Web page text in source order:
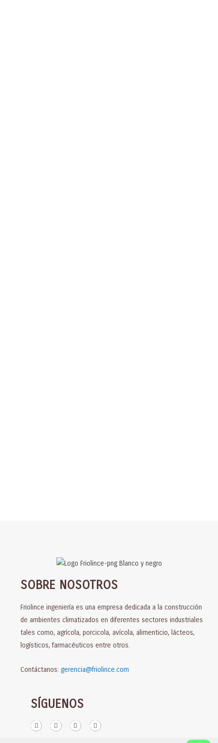
SOBRE NOSOTROS
Friolince ingeniería es una empresa dedicada a la construcción
de ambientes climatizados en diferentes sectores industriales
tales como, agrícola, porcicola, avícola, alimenticio, lácteos,
logísticos, farmacéuticos entre otros.
Contáctanos: gerencia@friolince.com
SÍGUENOS